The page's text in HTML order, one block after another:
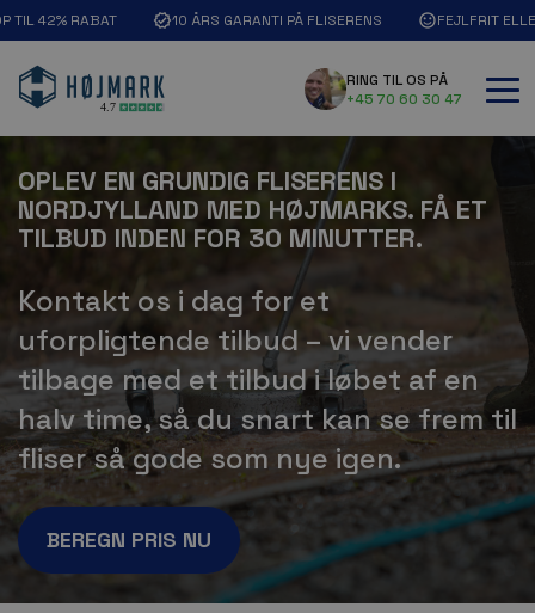
TIL 42% RABAT 10 ÅRS GARANTI PÅ FLISERENS FEJLFRIT
RING TIL OS PÅ
+45 70 60 30 47
OPLEV EN GRUNDIG FLISERENS I
NORDJYLLAND MED HØJMARKS. FÅ ET
TILBUD INDEN FOR 30 MINUTTER.
Kontakt os i dag for et
uforpligtende tilbud – vi vender
tilbage med et tilbud i løbet af en
halv time, så du snart kan se frem til
fliser så gode som nye igen.
BEREGN PRIS NU